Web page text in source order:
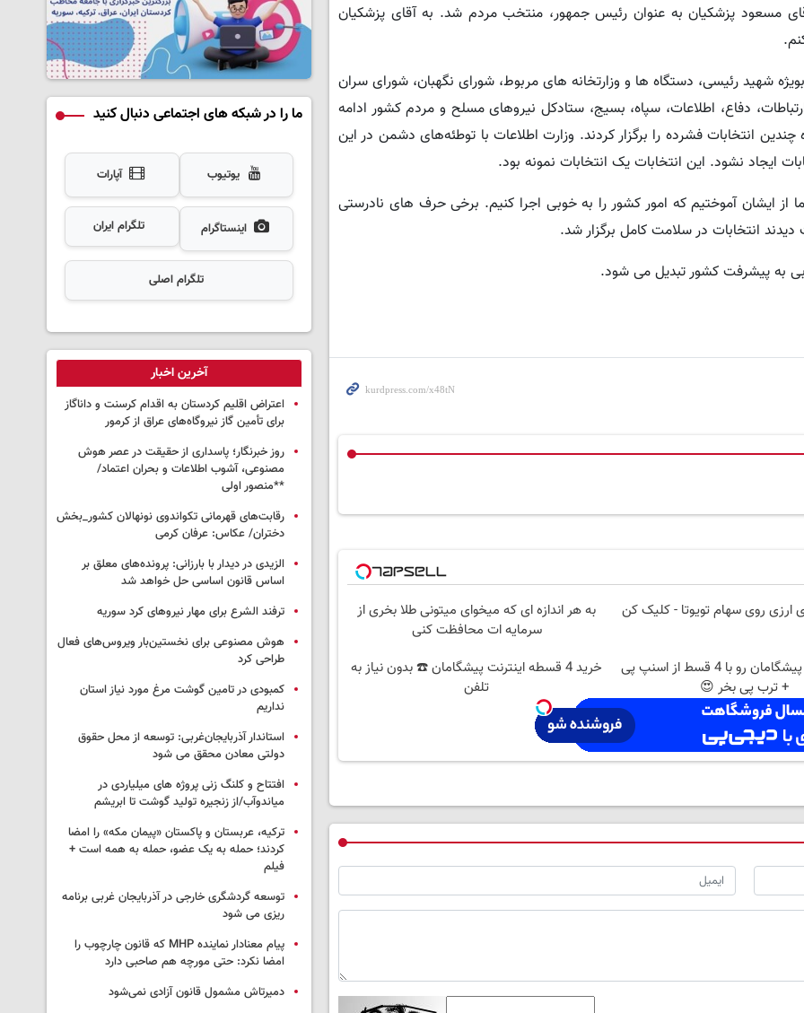
اتمام رسید و آقای مسعود پزشکیان به عنوان رئیس جمهور، منتخب مردم شد. به آقای پزشکیان
شهید رئیسی، دستگاه ها و وزارتخانه های مربوط، شورای نگهبان، شورای سران
دفاع، اطلاعات، سپاه، بسیج، ستادکل نیروهای مسلح و مردم کشور ادامه
انتخابات فشرده را برگزار کردند. وزارت اطلاعات با توطئه‌های دشمن در این
ایجاد نشود. این انتخابات یک انتخابات نمونه بود.
از ایشان آموختیم که امور کشور را به خوبی اجرا کنیم. برخی حرف های نادرستی
انتخابات در سلامت کامل برگزار شد.
به پیشرفت کشور تبدیل می شود.
ارزی روی سهام تویوتا - کلیک کن
به هر اندازه ای که میخوای میتونی طلا بخری از
سرمایه ات محافظت کنی
اینترنت LTE پیشگامان رو با 4 قسط از اسنپ پی
+ ترب پی بخر 😍
خرید 4 قسطه اینترنت پیشگامان ☎️ بدون نیاز به
تلفن
ما را در شبکه های اجتماعی دنبال کنید
یوتیوب آپارات
اینستاگرام تلگرام ایران
تلگرام اصلی
آخرین اخبار
اعتراض اقلیم کردستان به اقدام کرسنت و داناگاز
برای تأمین گاز نیروگاه‌های عراق از کرمور
روز خبرنگار؛ پاسداری از حقیقت در عصر هوش
مصنوعی، آشوب اطلاعات و بحران اعتماد/
**منصور اولی
رقابت‌های قهرمانی تکواندوی نونهالان کشور_بخش
دختران/ عکاس: عرفان کرمی
الزیدی در دیدار با بارزانی: پرونده‌های معلق بر
اساس قانون اساسی حل خواهد شد
ترفند الشرع برای مهار نیروهای کرد سوریه
هوش مصنوعی برای نخستین‌بار ویروس‌های فعال
طراحی کرد
کمبودی در تامین گوشت مرغ مورد نیاز استان
نداریم
استاندار آذربایجان‌غربی: توسعه از محل حقوق
دولتی معادن محقق می شود
افتتاح و کلنگ زنی پروژه های میلیاردی در
میاندوآب/از زنجیره تولید گوشت تا ابریشم
ترکیه، عربستان و پاکستان «پیمان مکه» را امضا
کردند؛ حمله به یک عضو، حمله به همه است +
فیلم
توسعه گردشگری خارجی در آذربایجان غربی برنامه
ریزی می شود
پیام معنادار نماینده MHP که قانون چارچوب را
امضا نکرد: حتی مورچه هم صاحبی دارد
دمیرتاش مشمول قانون آزادی نمی‌شود